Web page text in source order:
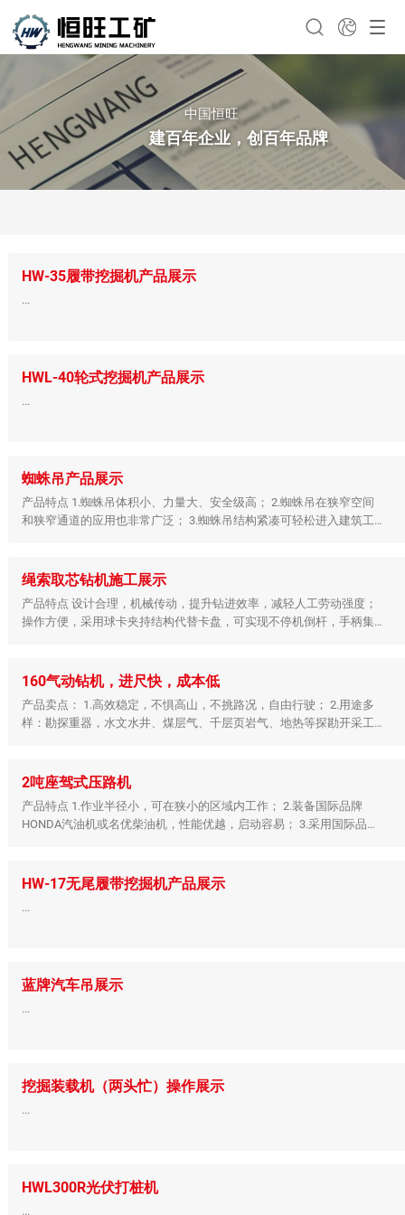
中国恒旺
建百年企业，创百年品牌
HW-35履带挖掘机产品展示
...
HWL-40轮式挖掘机产品展示
...
蜘蛛吊产品展示
产品特点 1.蜘蛛吊体积小、力量大、安全级高； 2.蜘蛛吊在狭窄空间
和狭窄通道的应用也非常广泛； 3.蜘蛛吊结构紧凑可轻松进入建筑工
绳索取芯钻机施工展示
产品特点 设计合理，机械传动，提升钻进效率，减轻人工劳动强度；
操作方便，采用球卡夹持结构代替卡盘，可实现不停机倒杆，手柄集
160气动钻机，进尺快，成本低
产品卖点： 1.高效稳定，不惧高山，不挑路况，自由行驶； 2.用途多
样：勘探重器，水文水井、煤层气、千层页岩气、地热等探勘开采工
2吨座驾式压路机
产品特点 1.作业半径小，可在狭小的区域内工作； 2.装备国际品牌
HONDA汽油机或名优柴油机，性能优越，启动容易； 3.采用国际品牌
HW-17无尾履带挖掘机产品展示
...
蓝牌汽车吊展示
...
挖掘装载机（两头忙）操作展示
...
HWL300R光伏打桩机
...